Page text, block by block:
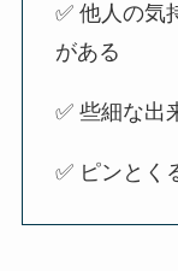
✅ 他人の気
がある
✅ 些細な出
✅ ピンとく